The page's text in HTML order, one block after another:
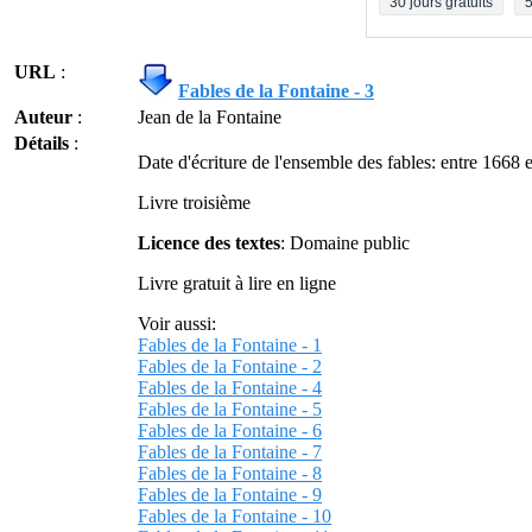
URL :
Fables de la Fontaine - 3
Auteur :
Jean de la Fontaine
Détails :
Date d'écriture de l'ensemble des fables: entre 1668
Livre troisième
Licence des textes: Domaine public
Livre gratuit à lire en ligne
Voir aussi:
Fables de la Fontaine - 1
Fables de la Fontaine - 2
Fables de la Fontaine - 4
Fables de la Fontaine - 5
Fables de la Fontaine - 6
Fables de la Fontaine - 7
Fables de la Fontaine - 8
Fables de la Fontaine - 9
Fables de la Fontaine - 10